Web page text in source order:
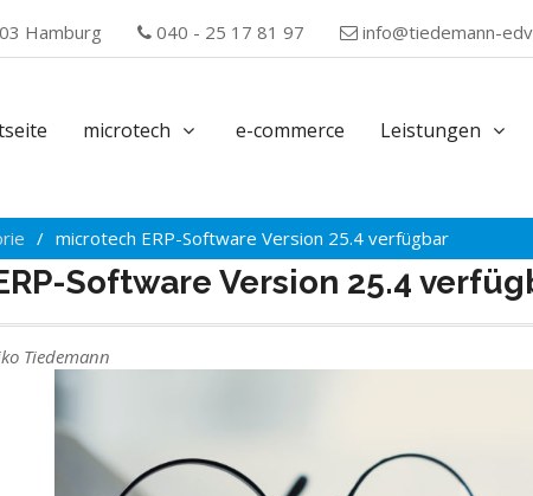
Hamburg 040 - 25 17 81 97 info@tiedemann-
microtech e-commerce Leistungen
microtech ERP-Software Version 25.4 verfügbar
Software Version 25.4
Tiedemann